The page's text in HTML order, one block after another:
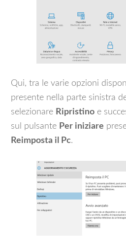
Qui, tra le varie opzioni
presente nella parte sinistra
selezionare Ripristino e
sul pulsante Per iniziare
Reimposta il Pc.